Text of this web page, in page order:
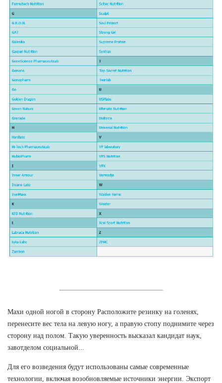
Махи одной ногой в сторону Расположите резинку на голенях,
перенесите вес тела на левую ногу, а правую стопу поднимите через
сторону над полом. Такую уверенность высказал кандидат наук,
завотделом социальной...
Для его возведения будут использованы самые современные
технологии, включая возобновляемые источники энергии. Экспорт